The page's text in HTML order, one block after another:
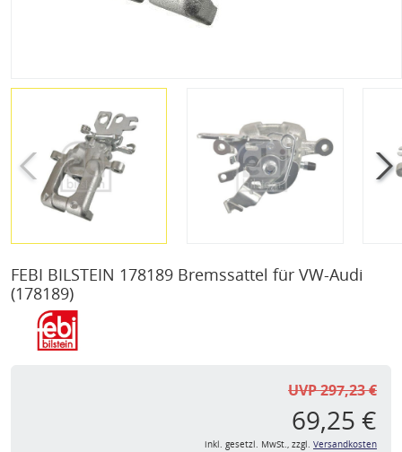
FEBI BILSTEIN 178189 Bremssattel für VW-Audi
(178189)
UVP 297,23 €
69,25 €
inkl. gesetzl. MwSt., zzgl. Versandkosten